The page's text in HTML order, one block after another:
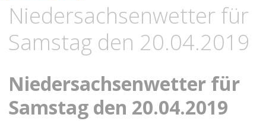
Niedersachsenwetter für
Samstag den 20.04.2019
Niedersachsenwetter für
Samstag den 20.04.2019